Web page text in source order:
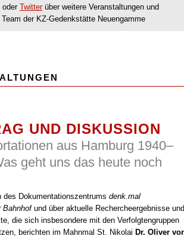
oder Twitterüber weitere Veranstaltungen und
der KZ-Gedenkstätte Neuengamme
UND DISKUSSION
aus Hamburg 1940–
geht uns das heute noch
des Dokumentationszentrums denk.mal
Bahnhofund über aktuelle Rechercheergebnisse und
die sich insbesondere mit den Verfolgtengruppen
berichten im Mahnmal St. Nikolai Dr. Oliver